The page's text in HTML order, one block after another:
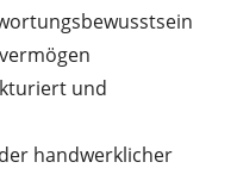
und
handwerklicher